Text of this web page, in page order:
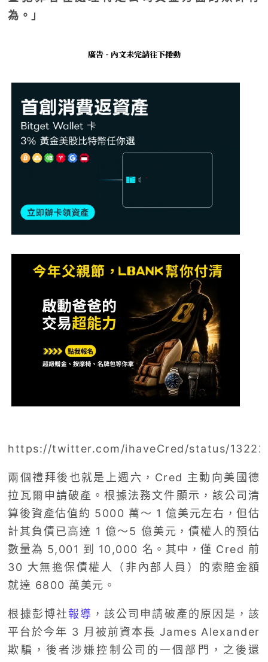
為。」
廣告 - 內文未完請往下捲動
https://twitter.com/ihaveCred/status/
兩個禮拜後也就是上週六，Cred 主動向美國德
拉瓦爾申請破產。根據法務文件顯示，該公司清
算後資產估值約 5000 萬～ 1 億美元左右，但估
計其負債已高達 1 億～5 億美元，債權人的預估
數量為 5,001 到 10,000 名。其中，僅 Cred 前
30 大無擔保債權人（非內部人員）的索賠金額
就達 6800 萬美元。
根據彭博社報導 ，該公司申請破產的原因是，該
平台於今年 3 月被前資本長 James Alexander
欺騙，後者涉嫌控制公司的一個部門，之後還